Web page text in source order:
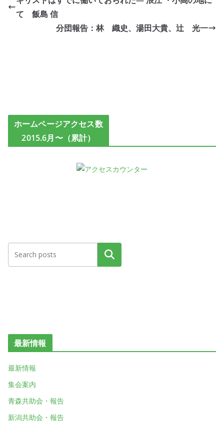
て 飯島 信
分団報告：林 織史、湯田大貴、辻 光一
ホームページアクセス数
2015.6月〜（累計）
検索
最新情報
最新情報
集会案内
青森共助会・報告
新潟共助会・報告